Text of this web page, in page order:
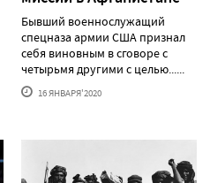
Бывший военнослужащий
спецназа армии США признал
себя виновным в сговоре с
четырьмя другими с целью......
16 ЯНВАРЯ'2020